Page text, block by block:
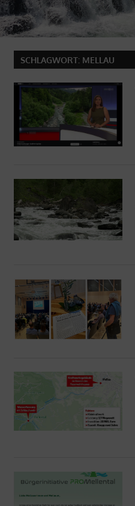
SCHLAGWORT: MELLAU